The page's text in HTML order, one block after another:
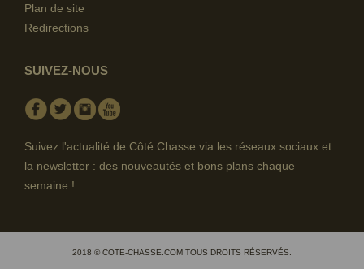
Plan de site
Redirections
SUIVEZ-NOUS
Facebook
TwitterInstagram
Suivez l'actualité de Côté Chasse via les réseaux sociaux et
la newsletter : des nouveautés et bons plans chaque
semaine !
2018 © COTE-CHASSE.COM TOUS DROITS RÉSERVÉS.